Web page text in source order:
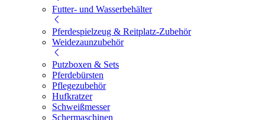
Futter- und Wasserbehälter
Pferdespielzeug & Reitplatz-Zubehör
Weidezaunzubehör
Putzboxen & Sets
Pferdebürsten
Pflegezubehör
Hufkratzer
Schweißmesser
Schermaschinen